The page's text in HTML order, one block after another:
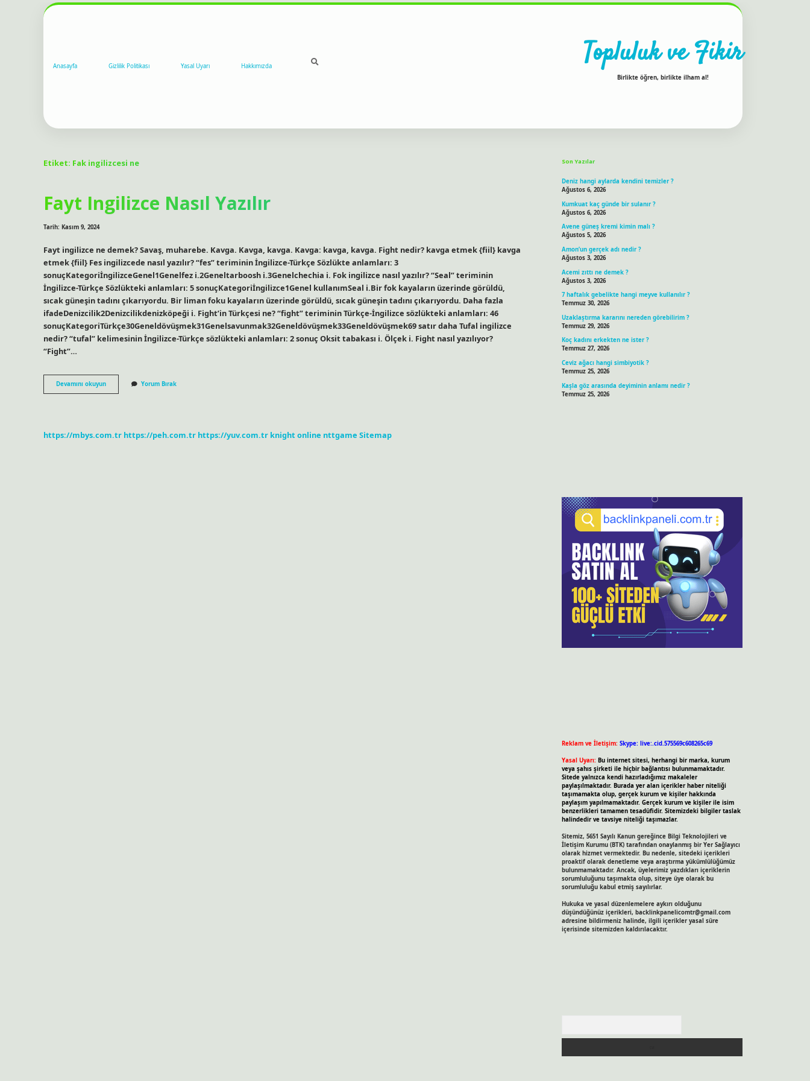
Anasayfa Gizlilik Politikası Yasal Uyarı Hakkımızda Topluluk ve Fikir
Birlikte öğren, birlikte ilham al!
Etiket: Fak ingilizcesi ne
Fayt Ingilizce Nasıl Yazılır
Tarih: Kasım 9, 2024
Fayt ingilizce ne demek? Savaş, muharebe. Kavga. Kavga, kavga. Kavga: kavga, kavga. Fight nedir? kavga etmek {fiil} kavga
etmek {fiil} Fes ingilizcede nasıl yazılır? “fes” teriminin İngilizce-Türkçe Sözlükte anlamları: 3
sonuçKategoriİngilizceGenel1Genelfez i.2Geneltarboosh i.3Genelchechia i. Fok ingilizce nasıl yazılır? “Seal” teriminin
İngilizce-Türkçe Sözlükteki anlamları: 5 sonuçKategoriİngilizce1Genel kullanımSeal i.Bir fok kayaların üzerinde görüldü,
sıcak güneşin tadını çıkarıyordu. Bir liman foku kayaların üzerinde görüldü, sıcak güneşin tadını çıkarıyordu. Daha fazla
ifadeDenizcilik2Denizcilikdenizköpeği i. Fight’in Türkçesi ne? “fight” teriminin Türkçe-İngilizce sözlükteki anlamları: 46
sonuçKategoriTürkçe30Geneldövüşmek31Genelsavunmak32Geneldövüşmek33Geneldövüşmek69 satır daha Tufal ingilizce
nedir? “tufal” kelimesinin İngilizce-Türkçe sözlükteki anlamları: 2 sonuç Oksit tabakası i. Ölçek i. Fight nasıl yazılıyor?
“Fight”…
Devamını okuyunFayt
Ingilizce
Yorum Bırak
https://mbys.com.tr https://peh.com.tr https://yuv.com.tr knight online nttgame Sitemap
Son Yazılar
Deniz hangi aylarda kendini temizler ?
Ağustos 6, 2026
Kumkuat kaç günde bir sulanır ?
Ağustos 6, 2026
Avene güneş kremi kimin malı ?
Ağustos 5, 2026
Amon’un gerçek adı nedir ?
Ağustos 3, 2026
Acemi zıttı ne demek ?
Ağustos 3, 2026
7 haftalık gebelikte hangi meyve kullanılır ?
Temmuz 30, 2026
Uzaklaştırma kararını nereden görebilirim ?
Temmuz 29, 2026
Koç kadını erkekten ne ister ?
Temmuz 27, 2026
Ceviz ağacı hangi simbiyotik ?
Temmuz 25, 2026
Kaşla göz arasında deyiminin anlamı nedir ?
Temmuz 25, 2026
Reklam ve İletişim: Skype: live:.cid.575569c608265c69
Yasal Uyarı: Bu internet sitesi, herhangi bir marka, kurum
veya şahıs şirketi ile hiçbir bağlantısı bulunmamaktadır.
Sitede yalnızca kendi hazırladığımız makaleler
paylaşılmaktadır. Burada yer alan içerikler haber niteliği
taşımamakta olup, gerçek kurum ve kişiler hakkında
paylaşım yapılmamaktadır. Gerçek kurum ve kişiler ile isim
benzerlikleri tamamen tesadüfidir. Sitemizdeki bilgiler taslak
halindedir ve tavsiye niteliği taşımazlar.
Sitemiz, 5651 Sayılı Kanun gereğince Bilgi Teknolojileri ve
İletişim Kurumu (BTK) tarafından onaylanmış bir Yer Sağlayıcı
olarak hizmet vermektedir. Bu nedenle, sitedeki içerikleri
proaktif olarak denetleme veya araştırma yükümlülüğümüz
bulunmamaktadır. Ancak, üyelerimiz yazdıkları içeriklerin
sorumluluğunu taşımakta olup, siteye üye olarak bu
sorumluluğu kabul etmiş sayılırlar.
Hukuka ve yasal düzenlemelere aykırı olduğunu
düşündüğünüz içerikleri, backlinkpanelicomtr@gmail.com
adresine bildirmeniz halinde, ilgili içerikler yasal süre
içerisinde sitemizden kaldırılacaktır.